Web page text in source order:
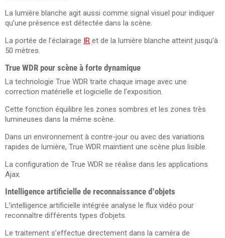
La lumière blanche agit aussi comme signal visuel pour indiquer
qu’une présence est détectée dans la scène.
La portée de l’éclairage IR et de la lumière blanche atteint jusqu’à
50 mètres.
True WDR pour scène à forte dynamique
La technologie True WDR traite chaque image avec une
correction matérielle et logicielle de l’exposition.
Cette fonction équilibre les zones sombres et les zones très
lumineuses dans la même scène.
Dans un environnement à contre-jour ou avec des variations
rapides de lumière, True WDR maintient une scène plus lisible.
La configuration de True WDR se réalise dans les applications
Ajax.
Intelligence artificielle de reconnaissance d’objets
L’intelligence artificielle intégrée analyse le flux vidéo pour
reconnaître différents types d’objets.
Le traitement s’effectue directement dans la caméra de